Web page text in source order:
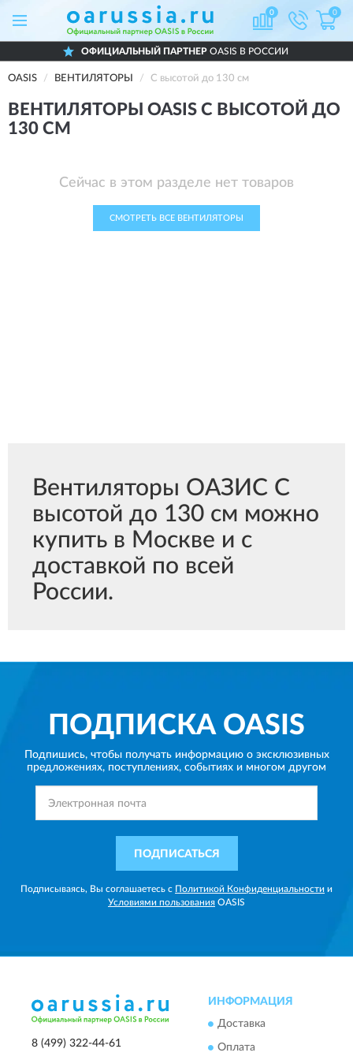
0 0
ОФИЦИАЛЬНЫЙ ПАРТНЕР OASIS В РОССИИ
OASIS ВЕНТИЛЯТОРЫ С высотой до 130 см
ВЕНТИЛЯТОРЫ OASIS С ВЫСОТОЙ ДО
130 СМ
Сейчас в этом разделе нет товаров
СМОТРЕТЬ ВСЕ ВЕНТИЛЯТОРЫ
Вентиляторы ОАЗИС С
высотой до 130 см можно
купить в Москве и с
доставкой по всей
России.
ПОДПИСКА OASIS
Подпишись, чтобы получать информацию о эксклюзивных
предложениях, поступлениях, событиях и многом другом
ПОДПИСАТЬСЯ
Подписываясь, Вы соглашаетесь с Политикой Конфиденциальности и
Условиями пользования OASIS
8 (499) 322-44-61
ИНФОРМАЦИЯ
Доставка
Оплата